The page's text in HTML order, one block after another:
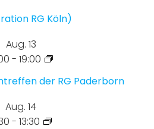
RG Köln)
Aug. 13
- 19:00
der RG Paderborn
Aug. 14
- 13:30